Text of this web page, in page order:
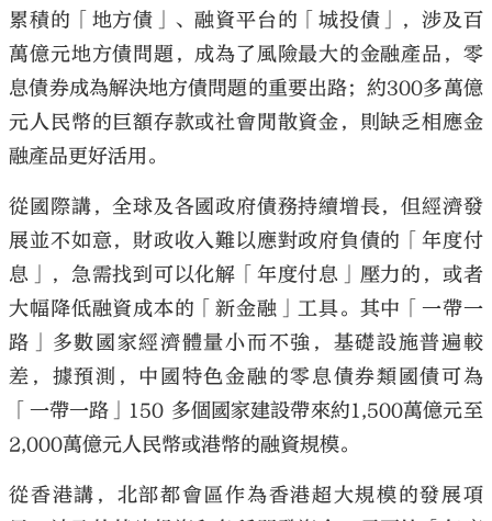
累積的「地方債」、融資平台的「城投債」，涉及百
萬億元地方債問題，成為了風險最大的金融產品，零
息債券成為解決地方債問題的重要出路；約300多萬億
元人民幣的巨額存款或社會閒散資金，則缺乏相應金
融產品更好活用。
從國際講，全球及各國政府債務持續增長，但經濟發
展並不如意，財政收入難以應對政府負債的「年度付
息」，急需找到可以化解「年度付息」壓力的，或者
大幅降低融資成本的「新金融」工具。其中「一帶一
路」多數國家經濟體量小而不強，基礎設施普遍較
差，據預測，中國特色金融的零息債券類國債可為
「一帶一路」150 多個國家建設帶來約1,500萬億元至
2,000萬億元人民幣或港幣的融資規模。
從香港講，北部都會區作為香港超大規模的發展項